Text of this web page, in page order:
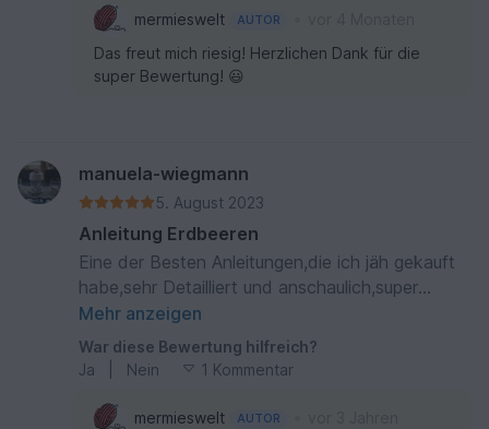
mermieswelt AUTOR
Das freut mich riesig! Herzlichen Dank für die
super Bewertung! 😃
manuela-wiegmann
5. August 2023
Anleitung Erdbeeren
Eine der Besten Anleitungen,die ich jäh gekauft
habe,sehr Detailliert und anschaulich,super
erklärt,danke dafür!
Mehr anzeigen
War diese Bewertung hilfreich?
Ja
Nein 1 Kommentar
mermieswelt AUTOR